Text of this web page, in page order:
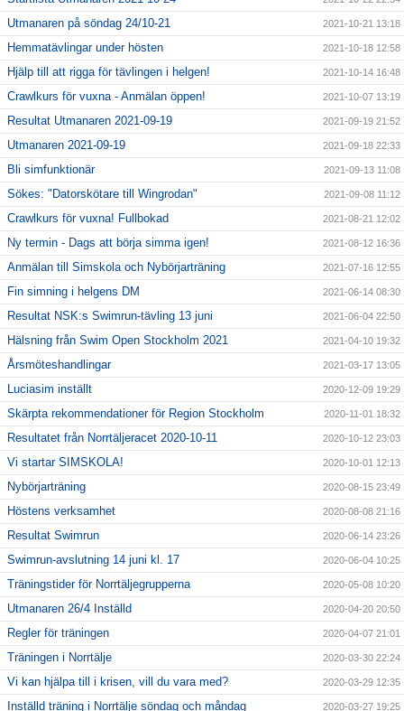
Utmanaren på söndag 24/10-21 2021-10-21 13:18
Hemmatävlingar under hösten 2021-10-18 12:58
Hjälp till att rigga för tävlingen i helgen! 2021-10-14 16:48
Crawlkurs för vuxna - Anmälan öppen! 2021-10-07 13:19
Resultat Utmanaren 2021-09-19 2021-09-19 21:52
Utmanaren 2021-09-19 2021-09-18 22:33
Bli simfunktionär 2021-09-13 11:08
Sökes: "Datorskötare till Wingrodan" 2021-09-08 11:12
Crawlkurs för vuxna! Fullbokad 2021-08-21 12:02
Ny termin - Dags att börja simma igen! 2021-08-12 16:36
Anmälan till Simskola och Nybörjarträning 2021-07-16 12:55
Fin simning i helgens DM 2021-06-14 08:30
Resultat NSK:s Swimrun-tävling 13 juni 2021-06-04 22:50
Hälsning från Swim Open Stockholm 2021 2021-04-10 19:32
Årsmöteshandlingar 2021-03-17 13:05
Luciasim inställt 2020-12-09 19:29
Skärpta rekommendationer för Region Stockholm 2020-11-01 18:32
Resultatet från Norrtäljeracet 2020-10-11 2020-10-12 23:03
Vi startar SIMSKOLA! 2020-10-01 12:13
Nybörjarträning 2020-08-15 23:49
Höstens verksamhet 2020-08-08 21:16
Resultat Swimrun 2020-06-14 23:26
Swimrun-avslutning 14 juni kl. 17 2020-06-04 10:25
Träningstider för Norrtäljegrupperna 2020-05-08 10:20
Utmanaren 26/4 Inställd 2020-04-20 20:50
Regler för träningen 2020-04-07 21:01
Träningen i Norrtälje 2020-03-30 22:24
Vi kan hjälpa till i krisen, vill du vara med? 2020-03-29 12:35
Inställd träning i Norrtälje söndag och måndag 2020-03-27 19:25